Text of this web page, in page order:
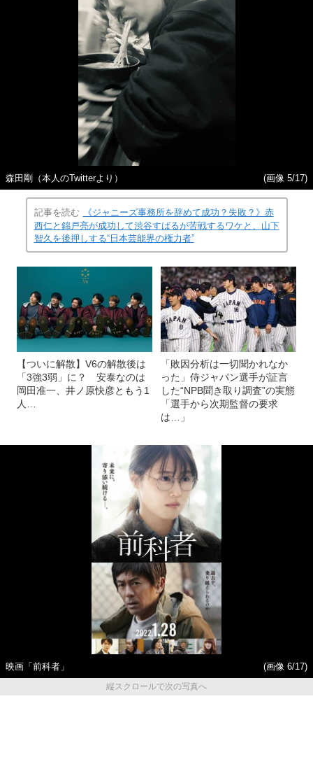
森田剛（本人のTwitterより） (画像 5/17)
記事を読む
《ジャニーズ事務所を辞めて成功？失敗？》赤
西仁と錦戸亮が成功して渋谷すばるが苦戦するワケと、山下
智久を後押しする“日本芸能界の権力者”
【ついに解散】V6の解散後は
「3強3弱」に？ 安泰なのは
岡田准一、井ノ原快彦ともう1
人…
「敗因分析は一切聞かれなか
った」侍ジャパン選手が証言
した“NPB聞き取り調査”の実態
「選手から次期監督の要求
は…」
映画「前科者」
(画像 6/17)
縦スクロールで次の写真へ